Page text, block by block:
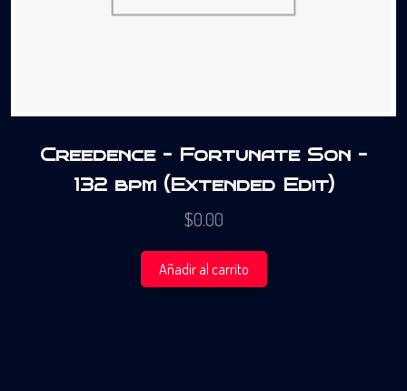
Creedence – Fortunate Son –
132 bpm (Extended Edit)
$0.00
Añadir al carrito